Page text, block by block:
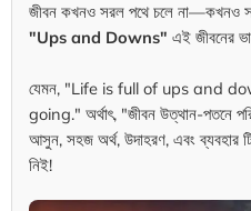
জীবন কখনও সরল পথে চলে না—কখনও
"Ups and Downs" এই জীবনের
যেমন, "Life is full of ups and
going." অর্থাৎ, "জীবন উত্থান-পতনে
আসুন, সহজ অর্থ, উদাহরণ, এবং
নিই!